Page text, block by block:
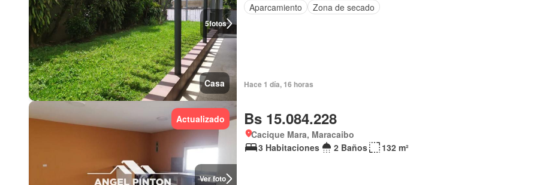
5fotos
Casa
Aparcamiento
Zona de secado
Hace 1 día, 16 horas
Ver foto
Actualizado Bs 15.084.228
Cacique Mara, Maracaibo
3 Habitaciones
2 Baños 132 m²